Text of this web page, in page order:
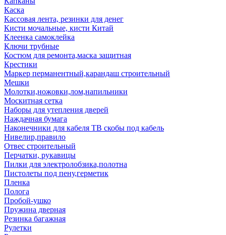
Каска
Кассовая лента, резинки для денег
Кисти мочальные, кисти Китай
Клеенка самоклейка
Ключи трубные
Костюм для ремонта,маска защитная
Крестики
Маркер перманентный,карандаш строительный
Мешки
Молотки,ножовки,лом,напильники
Москитная сетка
Наборы для утепления дверей
Наждачная бумага
Наконечники для кабеля ТВ скобы под кабель
Нивелир,правило
Отвес строительный
Перчатки, рукавицы
Пилки для электролобзика,полотна
Пистолеты под пену,герметик
Пленка
Полога
Пробой-ушко
Пружина дверная
Резинка багажная
Рулетки